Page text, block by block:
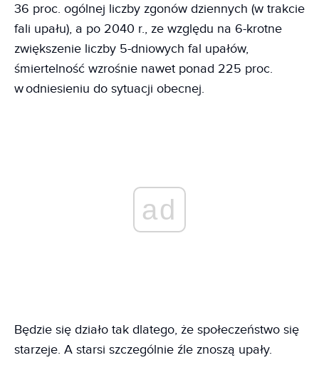
36 proc. ogólnej liczby zgonów dziennych (w trakcie
fali upału), a po 2040 r., ze względu na 6-krotne
zwiększenie liczby 5-dniowych fal upałów,
śmiertelność wzrośnie nawet ponad 225 proc.
w odniesieniu do sytuacji obecnej.
ad
Będzie się działo tak dlatego, że społeczeństwo się
starzeje. A starsi szczególnie źle znoszą upały.